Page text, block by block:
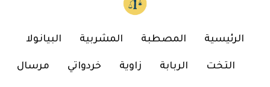
الرئيسية المصطبة المشربية البيانولا
التخت الربابة زاوية خردواتي مرسال